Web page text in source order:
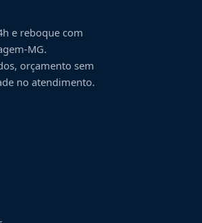
e reboque com
-MG.
orçamento sem
no atendimento.